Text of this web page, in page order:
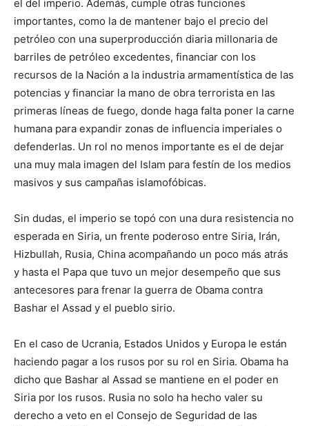
el del imperio. Además, cumple otras funciones
importantes, como la de mantener bajo el precio del
petróleo con una superproducción diaria millonaria de
barriles de petróleo excedentes, financiar con los
recursos de la Nación a la industria armamentística de las
potencias y financiar la mano de obra terrorista en las
primeras líneas de fuego, donde haga falta poner la carne
humana para expandir zonas de influencia imperiales o
defenderlas. Un rol no menos importante es el de dejar
una muy mala imagen del Islam para festín de los medios
masivos y sus campañas islamofóbicas.
Sin dudas, el imperio se topó con una dura resistencia no
esperada en Siria, un frente poderoso entre Siria, Irán,
Hizbullah, Rusia, China acompañando un poco más atrás
y hasta el Papa que tuvo un mejor desempeño que sus
antecesores para frenar la guerra de Obama contra
Bashar el Assad y el pueblo sirio.
En el caso de Ucrania, Estados Unidos y Europa le están
haciendo pagar a los rusos por su rol en Siria. Obama ha
dicho que Bashar al Assad se mantiene en el poder en
Siria por los rusos. Rusia no solo ha hecho valer su
derecho a veto en el Consejo de Seguridad de las